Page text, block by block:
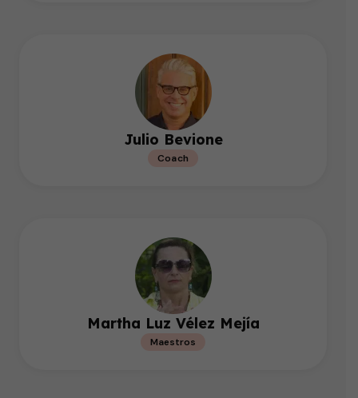
Julio Bevione
Coach
Martha Luz Vélez Mejía
Maestros